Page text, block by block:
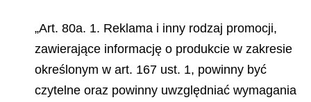
„Art. 80a. 1. Reklama i inny rodzaj promocji,
zawierające informację o produkcie w zakresie
określonym w art. 167 ust. 1, powinny być
czytelne oraz powinny uwzględniać wymagania